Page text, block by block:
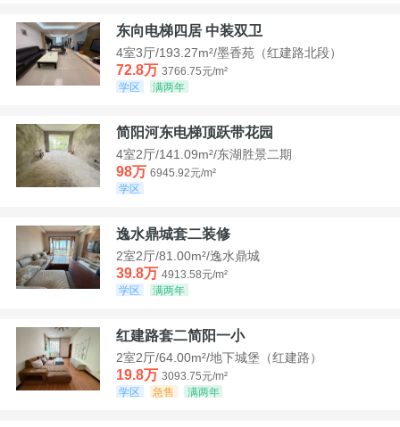
东向电梯四居 中装双卫
4室3厅/193.27m²/墨香苑（红建路北段）
72.8万 3766.75元/m²
学区
满两年
简阳河东电梯顶跃带花园
4室2厅/141.09m²/东湖胜景二期
98万 6945.92元/m²
学区
逸水鼎城套二装修
2室2厅/81.00m²/逸水鼎城
39.8万 4913.58元/m²
学区
满两年
红建路套二简阳一小
2室2厅/64.00m²/地下城堡（红建路）
19.8万 3093.75元/m²
学区
急售 满两年